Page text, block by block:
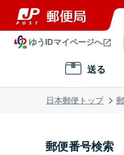
ゆうIDマイページへ
送る
日本郵便トップ
郵便番号検索